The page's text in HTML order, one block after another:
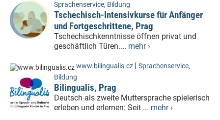
Sprachenservice, Bildung
Tschechisch-Intensivkurse für Anfänger
und Fortgeschrittene, Prag
Tschechischkenntnisse öffnen privat und
geschäftlich Türen.... mehr ›
www.bilingualis.cz | Sprachenservice,
Bildung
Bilingualis, Prag
Deutsch als zweite Muttersprache spielerisch
erleben und erlernen: Seit ... mehr ›